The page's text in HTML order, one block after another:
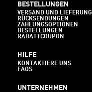
BESTELLUNGEN
VERSAND UND LIEFERUNG
RÜCKSENDUNGEN
ZAHLUNGSOPTIONEN
BESTELLUNGEN
RABATTCOUPON
HILFE
KONTAKTIERE UNS
FAQS
UNTERNEHMEN